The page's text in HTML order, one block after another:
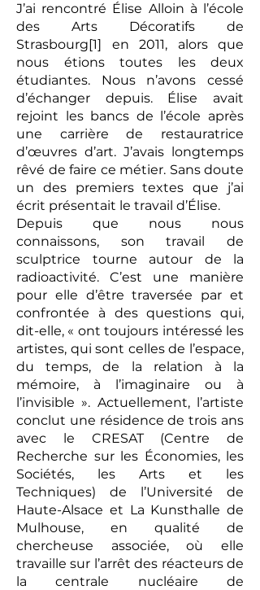
J’ai rencontré Élise Alloin à l’école
des Arts Décoratifs de
Strasbourg[1] en 2011, alors que
nous étions toutes les deux
étudiantes. Nous n’avons cessé
d’échanger depuis. Élise avait
rejoint les bancs de l’école après
une carrière de restauratrice
d’œuvres d’art. J’avais longtemps
rêvé de faire ce métier. Sans doute
un des premiers textes que j’ai
écrit présentait le travail d’Élise.
Depuis que nous nous
connaissons, son travail de
sculptrice tourne autour de la
radioactivité. C’est une manière
pour elle d’être traversée par et
confrontée à des questions qui,
dit-elle, « ont toujours intéressé les
artistes, qui sont celles de l’espace,
du temps, de la relation à la
mémoire, à l’imaginaire ou à
l’invisible ». Actuellement, l’artiste
conclut une résidence de trois ans
avec le CRESAT (Centre de
Recherche sur les Économies, les
Sociétés, les Arts et les
Techniques) de l’Université de
Haute-Alsace et La Kunsthalle de
Mulhouse, en qualité de
chercheuse associée, où elle
travaille sur l’arrêt des réacteurs de
la centrale nucléaire de